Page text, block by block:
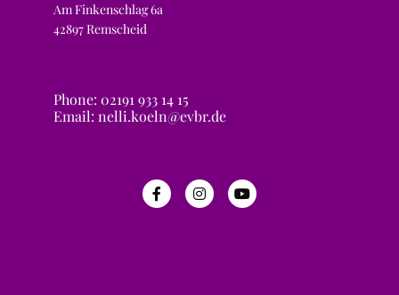
Am Finkenschlag 6a
42897 Remscheid
Phone: 02191 933 14 15
Email: nelli.koeln@evbr.de